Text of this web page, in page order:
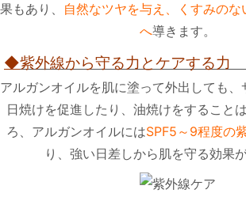
果もあり、 自然なツヤを与え、くすみの
へ導きます。
◆紫外線から守る力とケアする力
アルガンオイルを肌に塗って外出しても
日焼けを促進したり、油焼けをすること
ろ、アルガンオイルにはSPF5～9程度の
り、強い日差しから肌を守る効果